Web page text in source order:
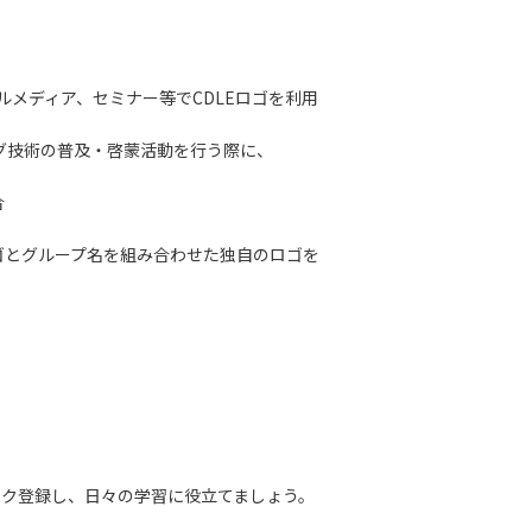
ディア、セミナー等でCDLEロゴを利用
術の普及・啓蒙活動を行う際に、
グループ名を組み合わせた独自のロゴを
録し、日々の学習に役立てましょう。